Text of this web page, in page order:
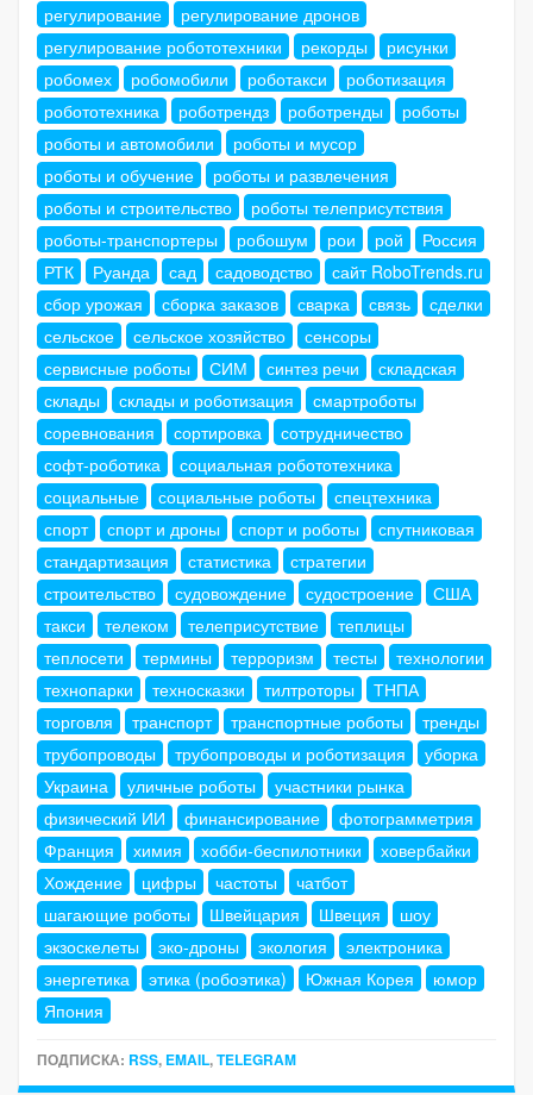
регулирование
регулирование дронов
регулирование робототехники
рекорды
рисунки
робомех
робомобили роботакси
роботизация
робототехника
роботрендз роботренды
роботы
роботы и автомобили
роботы и мусор
роботы и обучение
роботы и развлечения
роботы и строительство
роботы телеприсутствия
роботы-транспортеры
робошум рои рой
Россия
РТК
Руанда сад садоводство
сайт RoboTrends.ru
сбор урожая
сборка заказов сварка связь
сделки
сельское
сельское хозяйство
сенсоры
сервисные роботы
СИМ синтез речи
складская
склады
склады и роботизация
смартроботы
соревнования
сортировка
сотрудничество
софт-роботика
социальная робототехника
социальные
социальные роботы
спецтехника
спорт
спорт и дроны спорт и роботы
спутниковая
стандартизация
статистика
стратегии
строительство
судовождение судостроение
США
такси
телеком телеприсутствие
теплицы
теплосети
термины терроризм тесты
технологии
технопарки
техносказки тилтроторы
ТНПА
торговля
транспорт транспортные роботы
тренды
трубопроводы
трубопроводы и роботизация
уборка
Украина
уличные роботы
участники рынка
физический ИИ
финансирование
фотограмметрия
Франция
химия хобби-беспилотники
ховербайки
Хождение
цифры частоты
чатбот
шагающие роботы
Швейцария Швеция
шоу
экзоскелеты
эко-дроны экология
электроника
энергетика
этика (робоэтика) Южная Корея
юмор
Япония
ПОДПИСКА: RSS, EMAIL,TELEGRAM